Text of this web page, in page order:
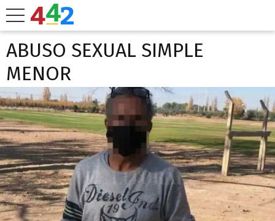
ABUSO SEXUAL SIMPLE
MENOR